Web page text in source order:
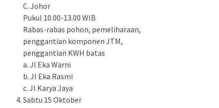
C. Johor
Pukul 10.00-13.00 WIB
Rabas-rabas pohon, pemeliharaan,
penggantian komponen JTM,
penggantian KWH batas
a. Jl Eka Warni
b. Jl Eka Rasmi
c. Jl Karya Jaya
Sabtu 15 Oktober